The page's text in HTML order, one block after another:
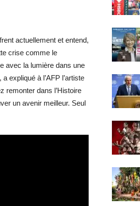
actuellement et entend,
crise comme le
avec la lumière dans une
expliqué à l’AFP l’artiste
remonter dans l’Histoire
un avenir meilleur. Seul